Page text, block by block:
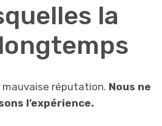
la
mauvaise réputation. Nous ne
l’expérience.